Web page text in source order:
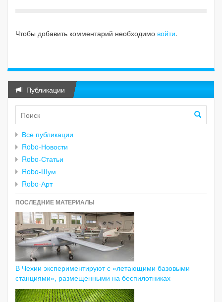
Чтобы добавить комментарий необходимо войти.
Публикации
Все публикации
Robo-Новости
Robo-Статьи
Robo-Шум
Robo-Арт
ПОСЛЕДНИЕ МАТЕРИАЛЫ
В Чехии экспериментируют с «летающими базовыми
станциями», размещенными на беспилотниках